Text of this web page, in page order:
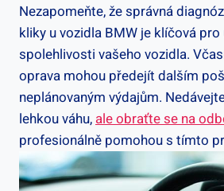
Nezapomeňte,‍ že správná‌
kliky u vozidla BMW je klíčová
spolehlivosti ‌vašeho vozidla.
‌oprava ⁣mohou předejít ‌dalším
neplánovaným výdajům.
lehkou⁢ váhu, ale obraťte se na​
profesionálně pomohou s tímto